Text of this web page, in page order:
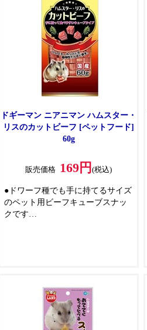
ドギーマン ニアニマン ハムスター・
リスのカットビーフ [ペットフード]
60g
販売価格 169円 (税込)
●ドワーフ種でも手に持てるサイズ
のペット用ビーフキューブスナッ
クです
●霜降りビーフのような見た目にこ
だわった国産のスナックです